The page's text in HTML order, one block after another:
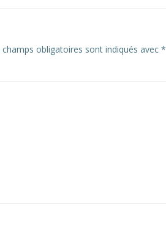
champs obligatoires sont indiqués avec *